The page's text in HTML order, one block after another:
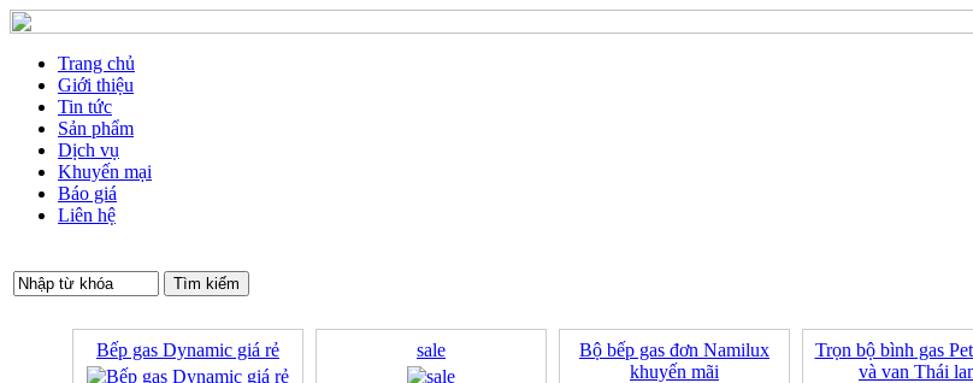
Trang chủ
Giới thiệu
Tin tức
Sản phẩm
Dịch vụ
Khuyến mại
Báo giá
Liên hệ
Bếp gas Dynamic giá rẻ sale
Bộ bếp gas đơn Namilux
khuyến mãi
Trọn bộ bình gas
và van Thái